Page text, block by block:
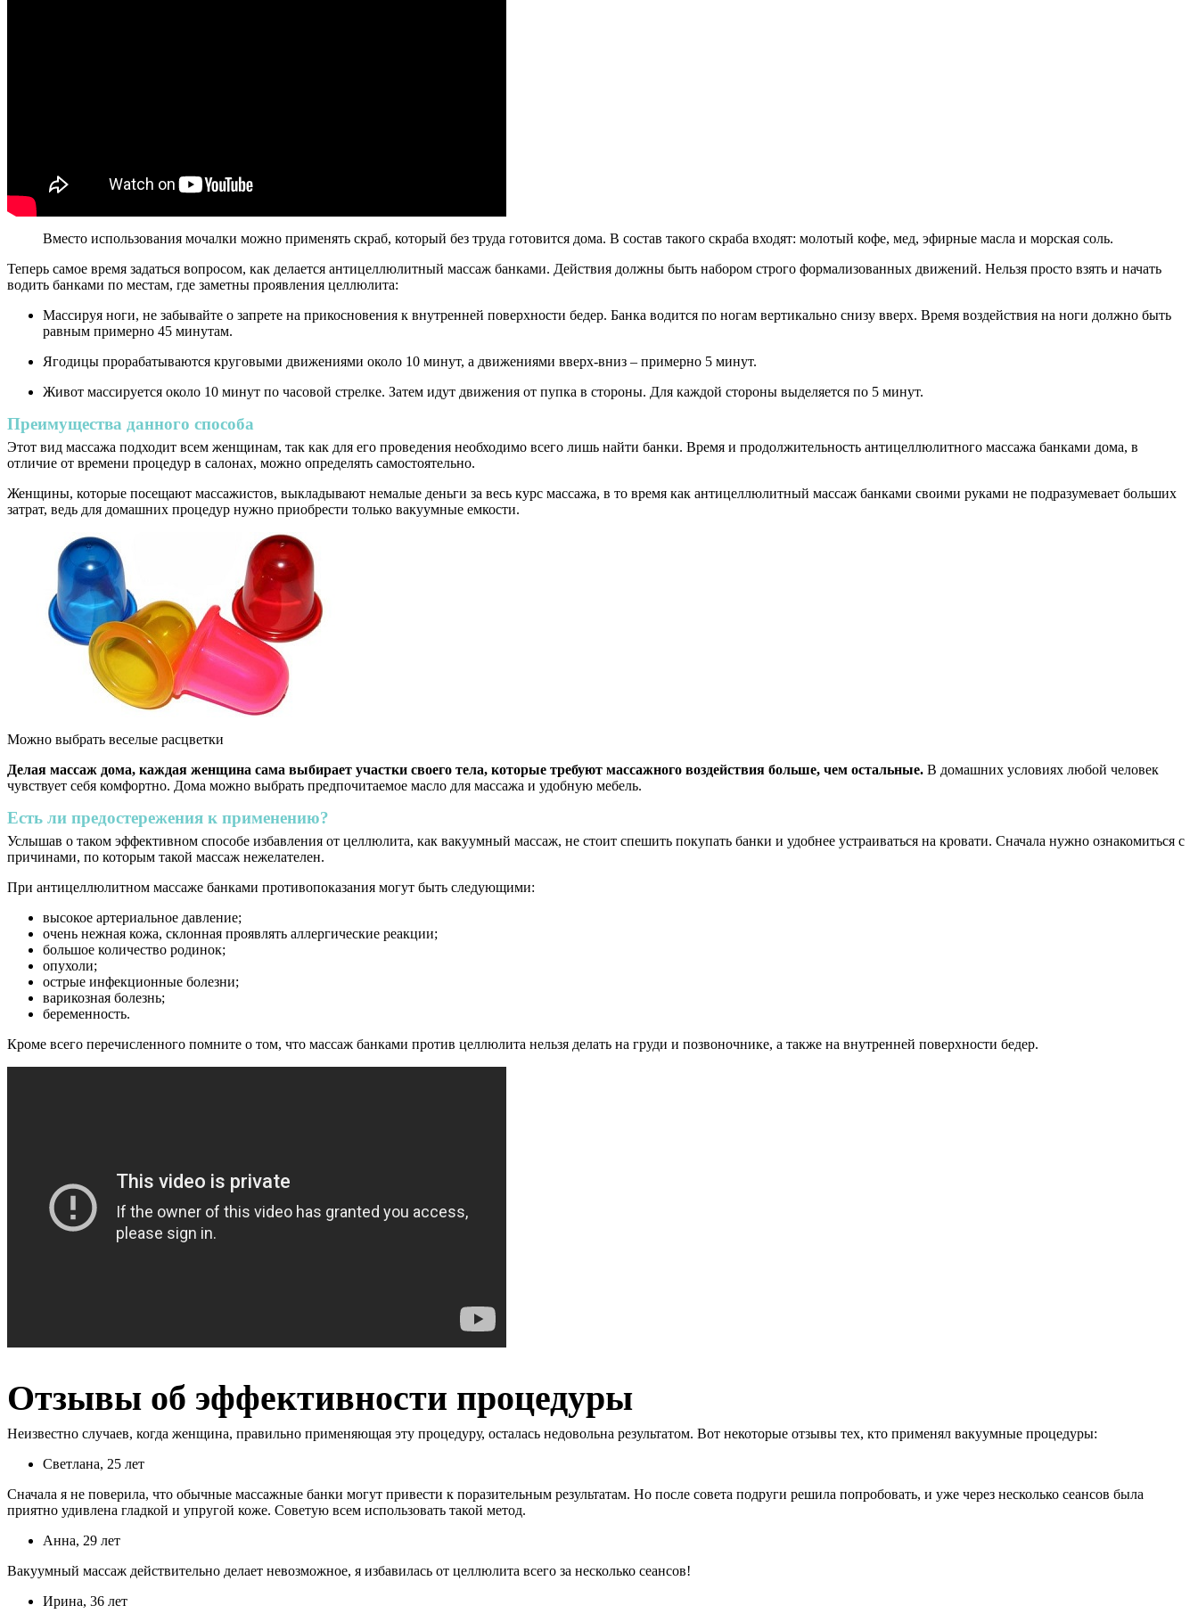
Вместо использования мочалки можно применять скраб, который без труда готовится дома. В состав такого скраба входят: молотый кофе, мед, эфирные масла и морская соль.
Теперь самое время задаться вопросом, как делается антицеллюлитный массаж банками. Действия должны быть набором строго формализованных движений. Нельзя просто взять и начать
водить банками по местам, где заметны проявления целлюлита:
Массируя ноги, не забывайте о запрете на прикосновения к внутренней поверхности бедер. Банка водится по ногам вертикально снизу вверх. Время воздействия на ноги должно быть
равным примерно 45 минутам.
Ягодицы прорабатываются круговыми движениями около 10 минут, а движениями вверх-вниз – примерно 5 минут.
Живот массируется около 10 минут по часовой стрелке. Затем идут движения от пупка в стороны. Для каждой стороны выделяется по 5 минут.
Преимущества данного способа
Этот вид массажа подходит всем женщинам, так как для его проведения необходимо всего лишь найти банки. Время и продолжительность антицеллюлитного массажа банками дома, в
отличие от времени процедур в салонах, можно определять самостоятельно.
Женщины, которые посещают массажистов, выкладывают немалые деньги за весь курс массажа, в то время как антицеллюлитный массаж банками своими руками не подразумевает больших
затрат, ведь для домашних процедур нужно приобрести только вакуумные емкости.
Можно выбрать веселые расцветки
Делая массаж дома, каждая женщина сама выбирает участки своего тела, которые требуют массажного воздействия больше, чем остальные. В домашних условиях любой человек
чувствует себя комфортно. Дома можно выбрать предпочитаемое масло для массажа и удобную мебель.
Есть ли предостережения к применению?
Услышав о таком эффективном способе избавления от целлюлита, как вакуумный массаж, не стоит спешить покупать банки и удобнее устраиваться на кровати. Сначала нужно ознакомиться с
причинами, по которым такой массаж нежелателен.
При антицеллюлитном массаже банками противопоказания могут быть следующими:
высокое артериальное давление;
очень нежная кожа, склонная проявлять аллергические реакции;
большое количество родинок;
опухоли;
острые инфекционные болезни;
варикозная болезнь;
беременность.
Кроме всего перечисленного помните о том, что массаж банками против целлюлита нельзя делать на груди и позвоночнике, а также на внутренней поверхности бедер.
Отзывы об эффективности процедуры
Неизвестно случаев, когда женщина, правильно применяющая эту процедуру, осталась недовольна результатом. Вот некоторые отзывы тех, кто применял вакуумные процедуры:
Светлана, 25 лет
Сначала я не поверила, что обычные массажные банки могут привести к поразительным результатам. Но после совета подруги решила попробовать, и уже через несколько сеансов была
приятно удивлена гладкой и упругой коже. Советую всем использовать такой метод.
Анна, 29 лет
Вакуумный массаж действительно делает невозможное, я избавилась от целлюлита всего за несколько сеансов!
Ирина, 36 лет